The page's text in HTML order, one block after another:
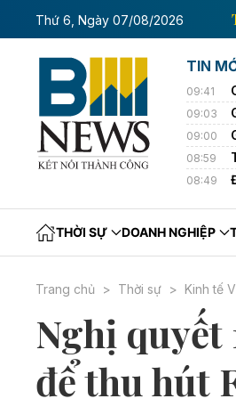
Thứ 6, Ngày 07/08/2026
kinh tế của Thông tấn xã Việt
TIN
09:41
09:03
09:00
08:59
08:49
THỜI SỰ DOANH NGHIỆP
Trang chủ Thời sự Kinh tế
Nghị
để thu hút